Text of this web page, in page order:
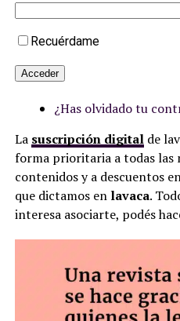
Recuérdame
Acceder
¿Has olvidado tu
La suscripción digitalde
forma prioritaria a todas las
contenidos y a descuentos
que dictamos en lavaca.
interesa asociarte, podés